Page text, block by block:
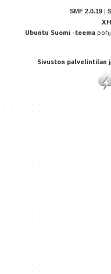
SMF 2.0.19 |
Ubuntu Suomi -teema
Sivuston palvelintilan